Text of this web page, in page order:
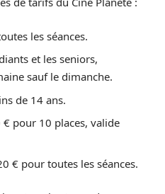
les séances.
et les seniors,
sauf le dimanche.
de 14 ans.
€ pour 10 places, valide
€ pour toutes les séances.